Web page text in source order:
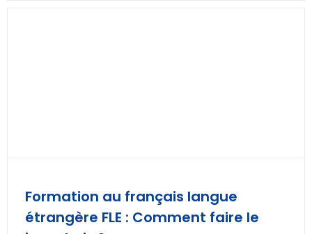
Formation au français langue
étrangère FLE : Comment faire le